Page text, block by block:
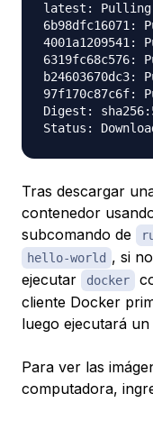
latest: Pulling
6b98dfc16071:
4001a1209541:
6319fc68c576:
b24603670dc3:
97f170c87c6f:
Digest:
Tras descargar
contenedor
subcomando de
hello-world , si
ejecutar
docker
cliente Docker
luego ejecutará
Para ver las
computadora,